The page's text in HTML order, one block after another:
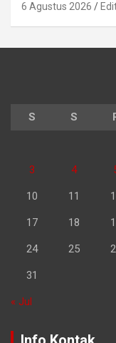
6 Agustus 2026
S S
3 4
10 11
17 18
24 25
31
« Jul